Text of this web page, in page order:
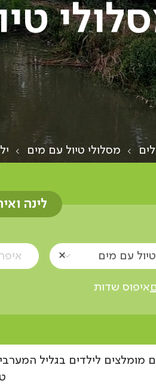
מסלולי טיול עם מים
לינה
עם מים
איפוס שדות
מומלצים לילדים בגליל